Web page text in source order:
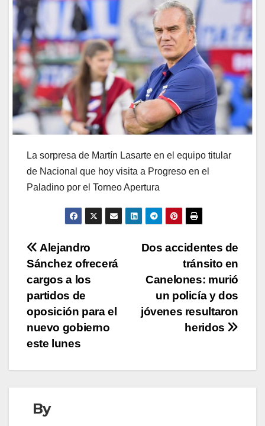
La sorpresa de Martín Lasarte en el equipo titular
de Nacional que hoy visita a Progreso en el
Paladino por el Torneo Apertura
Navegación
de
entradas
Dos accidentes de
tránsito en
Canelones: murió
un policía y dos
jóvenes resultaron
heridos
Alejandro
Sánchez ofrecerá
cargos a los
partidos de
oposición para el
nuevo gobierno
este lunes
By